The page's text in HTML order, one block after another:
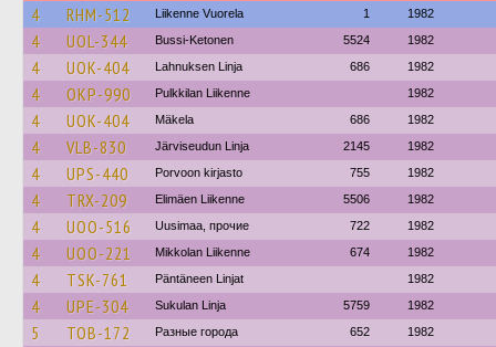
4 RHM-512 Liikenne Vuorela 1 1982
4 UOL-344 Bussi-Ketonen 5524 1982
4 UOK-404 Lahnuksen Linja 686 1982
4 OKP-990 Pulkkilan Liikenne 1982
4 UOK-404 Mäkela 686 1982
4 VLB-830 Järviseudun Linja 2145 1982
4 UPS-440 Porvoon kirjasto 755 1982
4 TRX-209 Elimäen Liikenne 5506 1982
4 UOO-516 Uusimaa, прочие 722 1982
4 UOO-221 Mikkolan Liikenne 674 1982
4 TSK-761 Päntäneen Linjat 1982
4 UPE-304 Sukulan Linja 5759 1982
5 TOB-172 Разные города 652 1982